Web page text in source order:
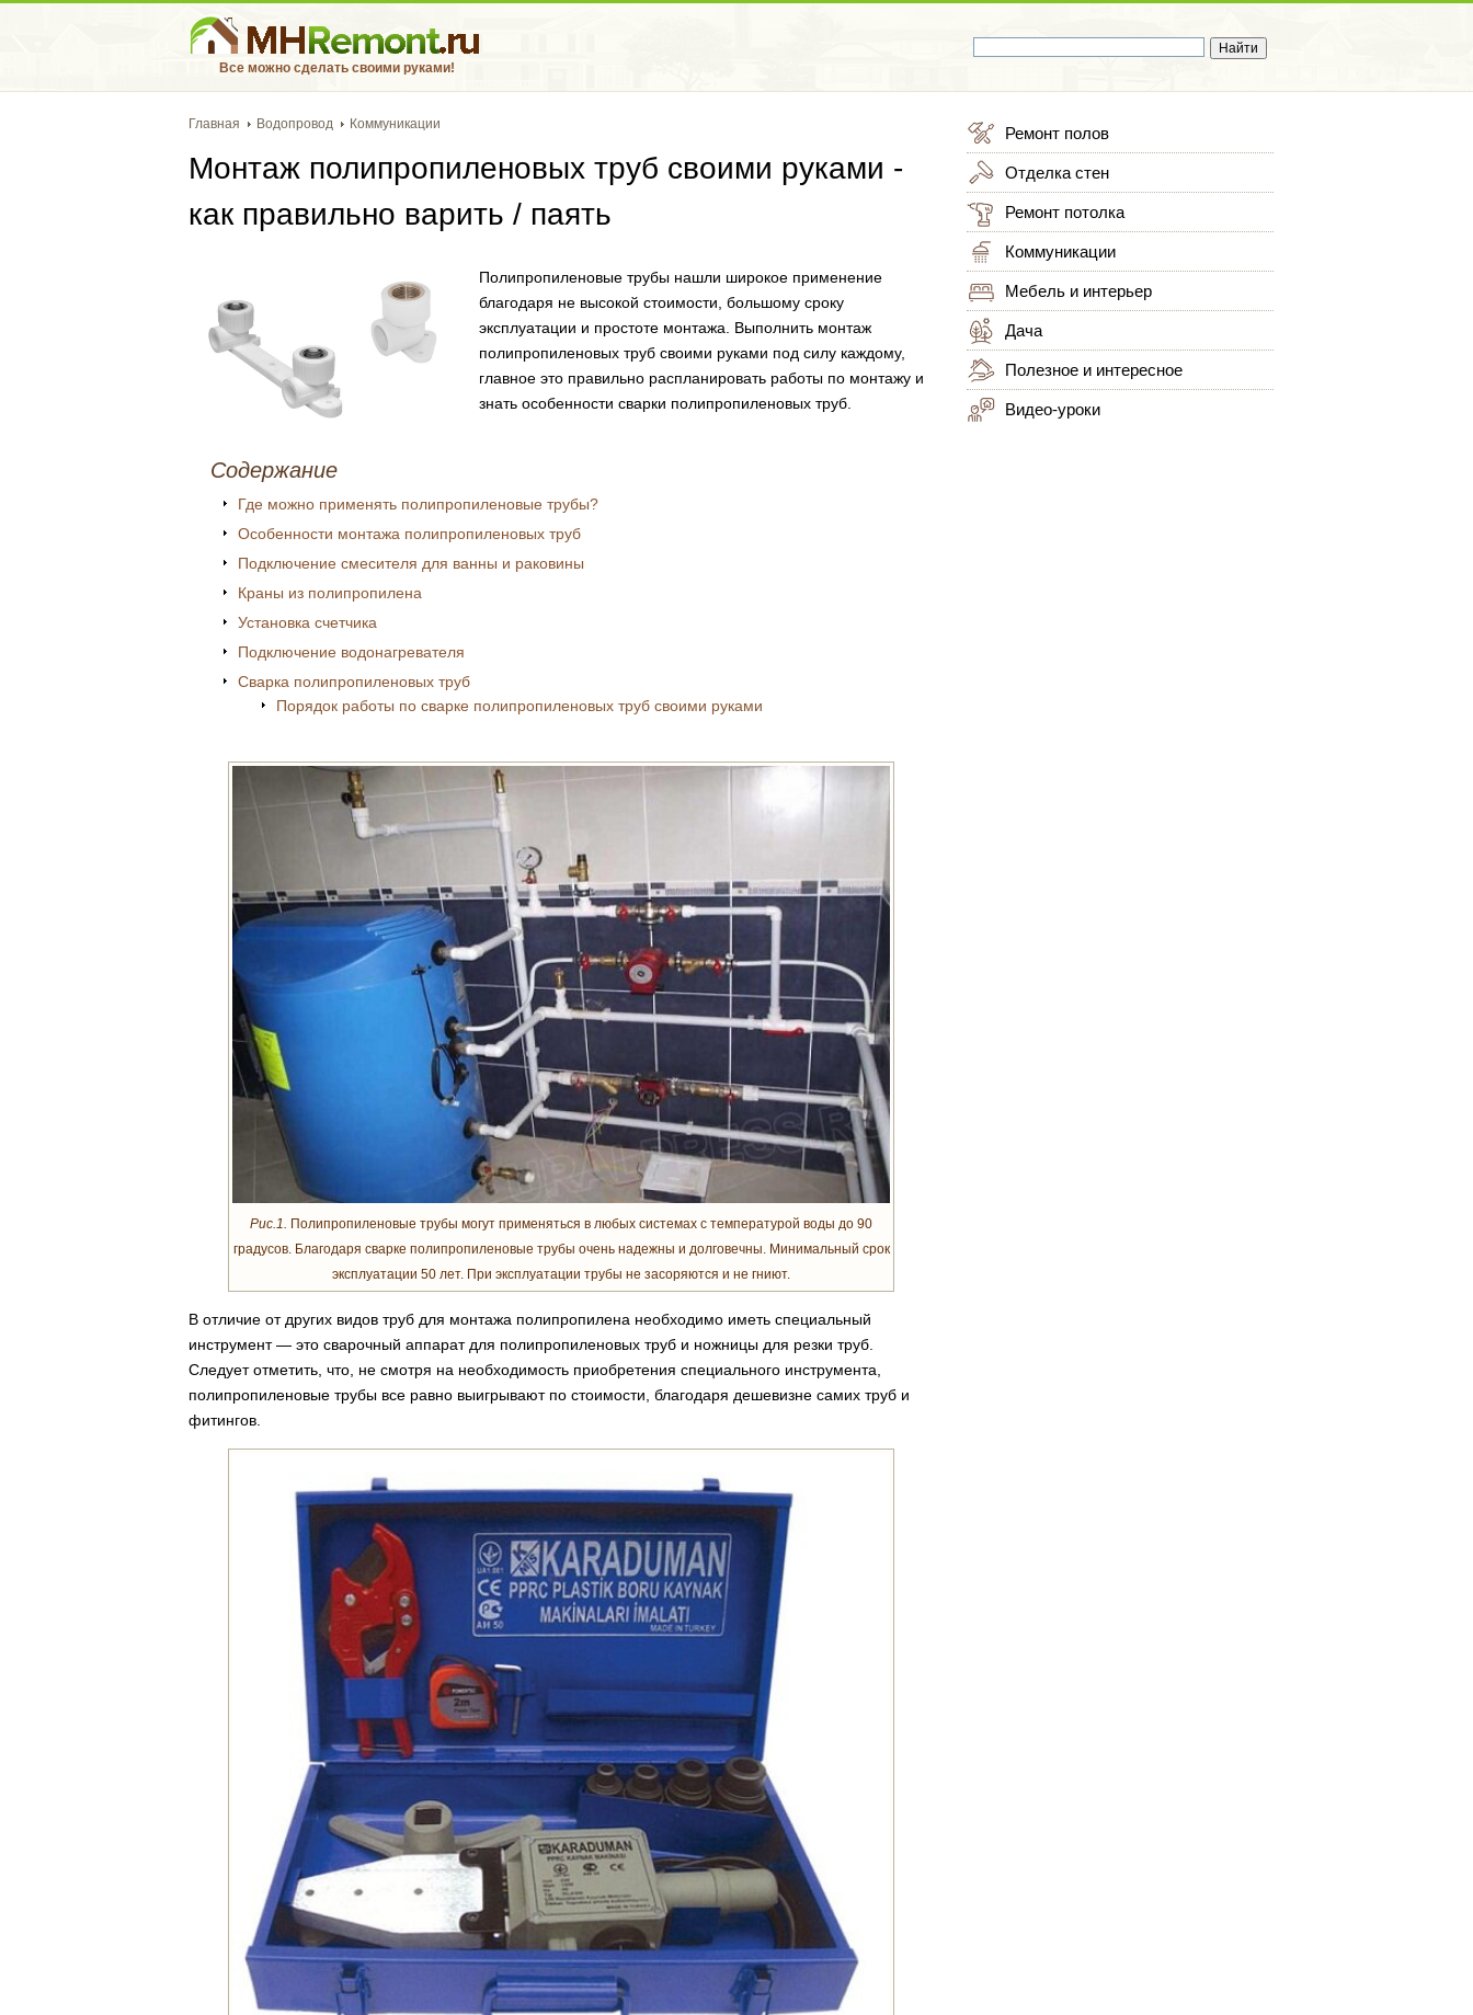
Все можно сделать своими руками!
Главная Водопровод Коммуникации
Монтаж полипропиленовых труб своими руками -
как правильно варить / паять
Полипропиленовые трубы нашли широкое применение
благодаря не высокой стоимости, большому сроку
эксплуатации и простоте монтажа. Выполнить монтаж
полипропиленовых труб своими руками под силу каждому,
главное это правильно распланировать работы по монтажу и
знать особенности сварки полипропиленовых труб.
Содержание
Где можно применять полипропиленовые трубы?
Особенности монтажа полипропиленовых труб
Подключение смесителя для ванны и раковины
Краны из полипропилена
Установка счетчика
Подключение водонагревателя
Сварка полипропиленовых труб
Порядок работы по сварке полипропиленовых труб своими руками
Рис.1. Полипропиленовые трубы могут применяться в любых системах с температурой воды до 90
градусов. Благодаря сварке полипропиленовые трубы очень надежны и долговечны. Минимальный срок
эксплуатации 50 лет. При эксплуатации трубы не засоряются и не гниют.
В отличие от других видов труб для монтажа полипропилена необходимо иметь специальный
инструмент — это сварочный аппарат для полипропиленовых труб и ножницы для резки труб.
Следует отметить, что, не смотря на необходимость приобретения специального инструмента,
полипропиленовые трубы все равно выигрывают по стоимости, благодаря дешевизне самих труб и
фитингов.
Ремонт полов
Отделка стен
Ремонт потолка
Коммуникации
Мебель и интерьер
Дача
Полезное и интересное
Видео-уроки